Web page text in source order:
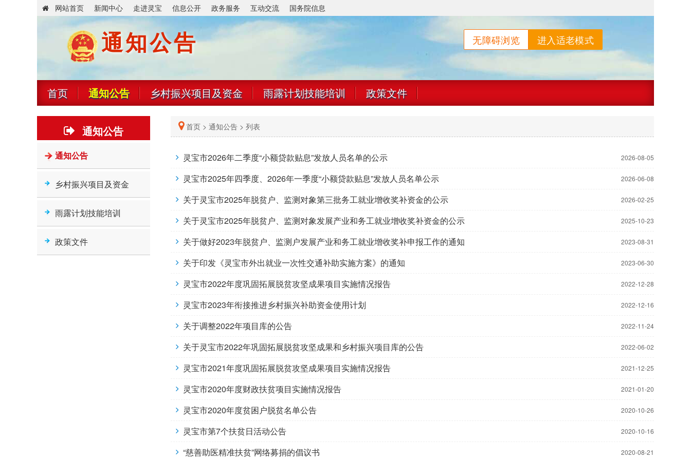
网站首页 新闻中心 走进灵宝 信息公开 政务服务 互动交流 国务院信息
通知公告 无障碍浏览 进入适老模式
首页 通知公告 乡村振兴项目及资金 雨露计划技能培训 政策文件
通知公告
通知公告
乡村振兴项目及资金
雨露计划技能培训
政策文件
首页 > 通知公告 > 列表
灵宝市2026年二季度“小额贷款贴息”发放人员名单的公示 2026-08-05
灵宝市2025年四季度、2026年一季度“小额贷款贴息”发放人员名单公示 2026-06-08
关于灵宝市2025年脱贫户、监测对象第三批务工就业增收奖补资金的公示 2026-02-25
关于灵宝市2025年脱贫户、监测对象发展产业和务工就业增收奖补资金的公示 2025-10-23
关于做好2023年脱贫户、监测户发展产业和务工就业增收奖补申报工作的通知 2023-08-31
关于印发《灵宝市外出就业一次性交通补助实施方案》的通知 2023-06-30
灵宝市2022年度巩固拓展脱贫攻坚成果项目实施情况报告 2022-12-28
灵宝市2023年衔接推进乡村振兴补助资金使用计划 2022-12-16
关于调整2022年项目库的公告 2022-11-24
关于灵宝市2022年巩固拓展脱贫攻坚成果和乡村振兴项目库的公告 2022-06-02
灵宝市2021年度巩固拓展脱贫攻坚成果项目实施情况报告 2021-12-25
灵宝市2020年度财政扶贫项目实施情况报告 2021-01-20
灵宝市2020年度贫困户脱贫名单公告 2020-10-26
灵宝市第7个扶贫日活动公告 2020-10-16
“慈善助医精准扶贫”网络募捐的倡议书 2020-08-21